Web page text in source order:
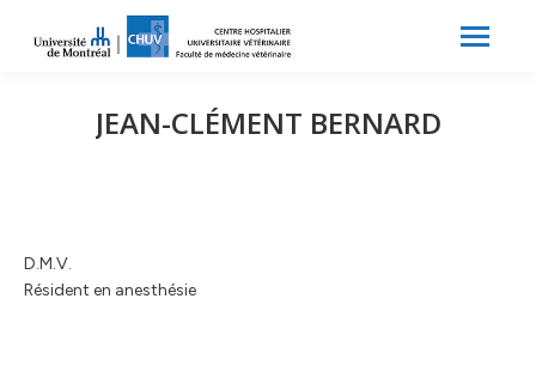
JEAN-CLÉMENT BERNARD
D.M.V.
Résident en anesthésie